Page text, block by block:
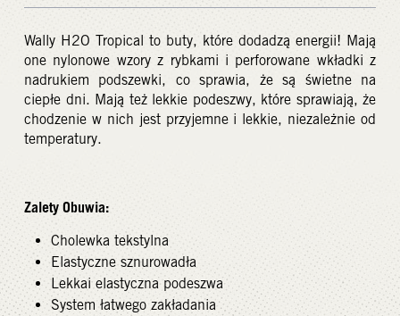
Wally H2O Tropical to buty, które dodadzą energii! Mają
one nylonowe wzory z rybkami i perforowane wkładki z
nadrukiem podszewki, co sprawia, że są świetne na
ciepłe dni. Mają też lekkie podeszwy, które sprawiają, że
chodzenie w nich jest przyjemne i lekkie, niezależnie od
temperatury.
Zalety Obuwia:
Cholewka tekstylna
Elastyczne sznurowadła
Lekkai elastyczna podeszwa
System łatwego zakładania